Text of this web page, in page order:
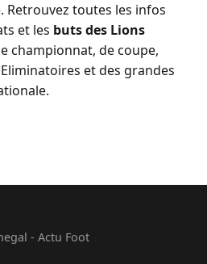
Retrouvez toutes les infos
et les buts des Lions
championnat, de coupe,
et des grandes
- Actu Foot